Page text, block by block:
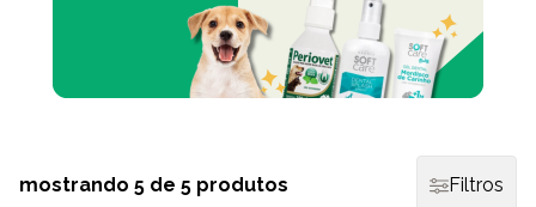
mostrando 5 de 5 produtos Filtros